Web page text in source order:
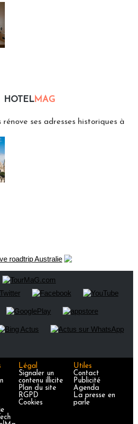
HOTELMAG
ses adresses historiques à
Légal
Signaler un
contenu illicite
Plan du site
RGPD
Cookies
Utiles
Contact
Publicité
Agenda
La presse en
parle